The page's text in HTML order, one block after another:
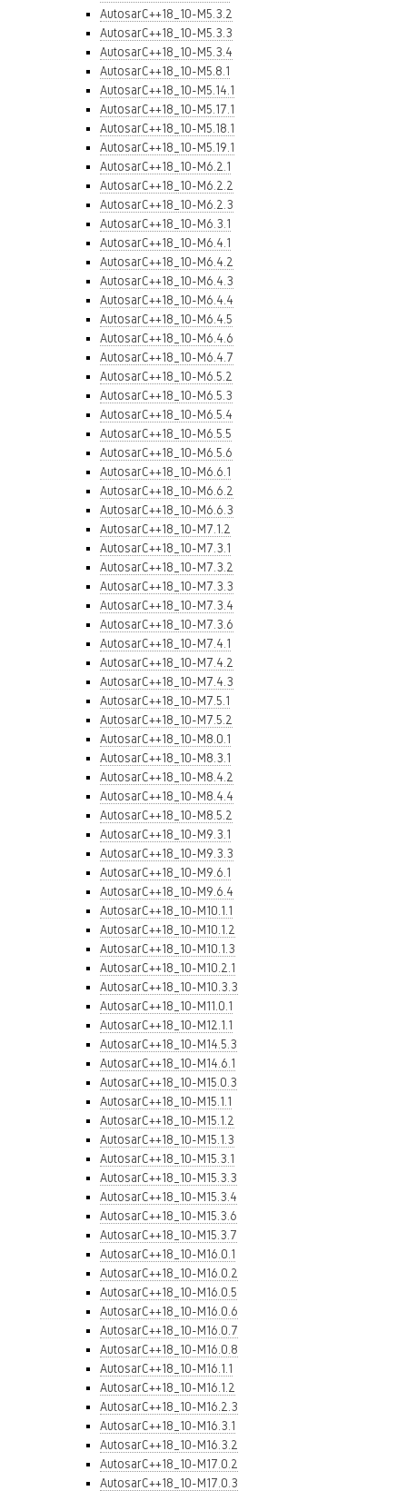
AutosarC++18_10-M5.3.2
AutosarC++18_10-M5.3.3
AutosarC++18_10-M5.3.4
AutosarC++18_10-M5.8.1
AutosarC++18_10-M5.14.1
AutosarC++18_10-M5.17.1
AutosarC++18_10-M5.18.1
AutosarC++18_10-M5.19.1
AutosarC++18_10-M6.2.1
AutosarC++18_10-M6.2.2
AutosarC++18_10-M6.2.3
AutosarC++18_10-M6.3.1
AutosarC++18_10-M6.4.1
AutosarC++18_10-M6.4.2
AutosarC++18_10-M6.4.3
AutosarC++18_10-M6.4.4
AutosarC++18_10-M6.4.5
AutosarC++18_10-M6.4.6
AutosarC++18_10-M6.4.7
AutosarC++18_10-M6.5.2
AutosarC++18_10-M6.5.3
AutosarC++18_10-M6.5.4
AutosarC++18_10-M6.5.5
AutosarC++18_10-M6.5.6
AutosarC++18_10-M6.6.1
AutosarC++18_10-M6.6.2
AutosarC++18_10-M6.6.3
AutosarC++18_10-M7.1.2
AutosarC++18_10-M7.3.1
AutosarC++18_10-M7.3.2
AutosarC++18_10-M7.3.3
AutosarC++18_10-M7.3.4
AutosarC++18_10-M7.3.6
AutosarC++18_10-M7.4.1
AutosarC++18_10-M7.4.2
AutosarC++18_10-M7.4.3
AutosarC++18_10-M7.5.1
AutosarC++18_10-M7.5.2
AutosarC++18_10-M8.0.1
AutosarC++18_10-M8.3.1
AutosarC++18_10-M8.4.2
AutosarC++18_10-M8.4.4
AutosarC++18_10-M8.5.2
AutosarC++18_10-M9.3.1
AutosarC++18_10-M9.3.3
AutosarC++18_10-M9.6.1
AutosarC++18_10-M9.6.4
AutosarC++18_10-M10.1.1
AutosarC++18_10-M10.1.2
AutosarC++18_10-M10.1.3
AutosarC++18_10-M10.2.1
AutosarC++18_10-M10.3.3
AutosarC++18_10-M11.0.1
AutosarC++18_10-M12.1.1
AutosarC++18_10-M14.5.3
AutosarC++18_10-M14.6.1
AutosarC++18_10-M15.0.3
AutosarC++18_10-M15.1.1
AutosarC++18_10-M15.1.2
AutosarC++18_10-M15.1.3
AutosarC++18_10-M15.3.1
AutosarC++18_10-M15.3.3
AutosarC++18_10-M15.3.4
AutosarC++18_10-M15.3.6
AutosarC++18_10-M15.3.7
AutosarC++18_10-M16.0.1
AutosarC++18_10-M16.0.2
AutosarC++18_10-M16.0.5
AutosarC++18_10-M16.0.6
AutosarC++18_10-M16.0.7
AutosarC++18_10-M16.0.8
AutosarC++18_10-M16.1.1
AutosarC++18_10-M16.1.2
AutosarC++18_10-M16.2.3
AutosarC++18_10-M16.3.1
AutosarC++18_10-M16.3.2
AutosarC++18_10-M17.0.2
AutosarC++18_10-M17.0.3